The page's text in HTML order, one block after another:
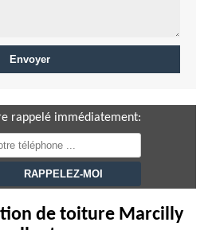
rappelé immédiatement:
de toiture Marcilly